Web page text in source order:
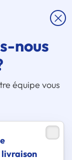
nous
équipe vous
livraison